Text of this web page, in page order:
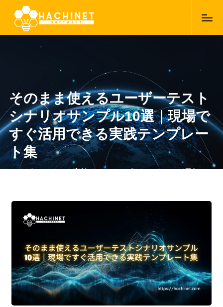
そのまま使えるユーザーテスト
シナリオサンプル10選｜現場で
すぐ活用できる実践テンプレー
ト集
ユーザーテストを実施するとき、多くのチームが最初に
ん。一方で、適切なシナリオを用意できれば、UIの問題
だけでなく、導線設計や業務フロー、ユーザー心理まで
把握できます。本記事では、実務でよく使われる10種類
のユーザーテストシナリオを紹介しながら、業界ごとの
活用方法やカスタマイズの考え方まで解説します。